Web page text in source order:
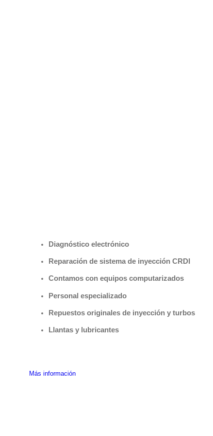
Diagnóstico electrónico
Reparación de sistema de inyección CRDI
Contamos con equipos computarizados
Personal especializado
Repuestos originales de inyección y turbos
Llantas y lubricantes
Más información